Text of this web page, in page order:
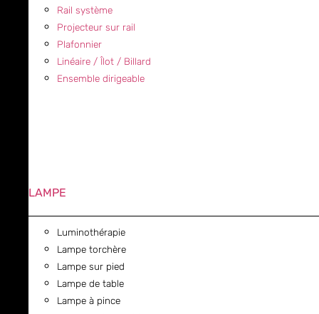
Rail système
Projecteur sur rail
Plafonnier
Linéaire / Îlot / Billard
Ensemble dirigeable
LAMPE
Luminothérapie
Lampe torchère
Lampe sur pied
Lampe de table
Lampe à pince